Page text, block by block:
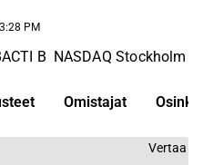
PM
B NASDAQ Stockholm
Omistajat Osinko
Vertaa